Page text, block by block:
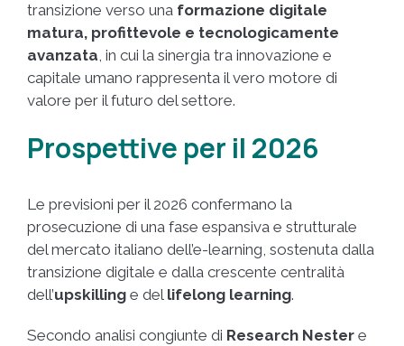
transizione verso una formazione digitale
matura, profittevole e tecnologicamente
avanzata, in cui la sinergia tra innovazione e
capitale umano rappresenta il vero motore di
valore per il futuro del settore.
Prospettive per il 2026
Le previsioni per il 2026 confermano la
prosecuzione di una fase espansiva e strutturale
del mercato italiano dell’e-learning, sostenuta dalla
transizione digitale e dalla crescente centralità
dell’upskilling e del lifelong learning.
Secondo analisi congiunte di Research Nester e